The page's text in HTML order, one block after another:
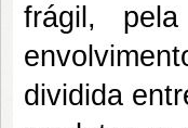
frágil,
dividida